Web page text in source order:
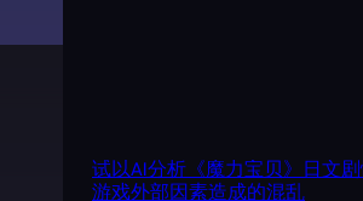
试以AI分析《魔力宝贝》日文
游戏外部因素造成的混乱